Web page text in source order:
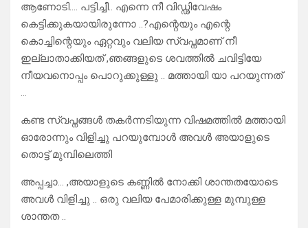
ആണോടി…. പട്ടിച്ചീ.. എന്നെ നീ വിഡ്ഢിവേഷം
കെട്ടിക്കുകയായിരുന്നോ ..?എന്റെയും എന്റെ
കൊച്ചിന്റെയും ഏറ്റവും വലിയ സ്വപ്നമാണ് നീ
ഇല്ലാതാക്കിയത് ,ഞങ്ങളുടെ ശവത്തിൽ ചവിട്ടിയേ
നീയവനൊപ്പം പൊറുക്കുള്ളു .. മത്തായി യാ പറയുന്നത്
…
കണ്ട സ്വപ്നങ്ങൾ തകർന്നടിയുന്ന വിഷമത്തിൽ മത്തായി
ഓരോന്നും വിളിച്ചു പറയുമ്പോൾ അവൾ അയാളുടെ
തൊട്ട് മുമ്പിലെത്തി
അപ്പച്ചാ… ,അയാളുടെ കണ്ണിൽ നോക്കി ശാന്തതയോടെ
അവൾ വിളിച്ചു .. ഒരു വലിയ പേമാരിക്കുള്ള മുമ്പുള്ള
ശാന്തത ..